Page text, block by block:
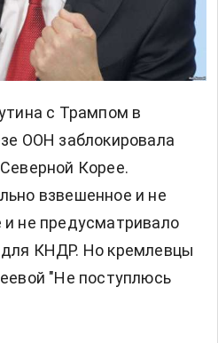
с Трампом в
ООН заблокировала
Корее.
взвешенное и не
не предусматривало
КНДР. Но кремлевцы
"Не поступлюсь